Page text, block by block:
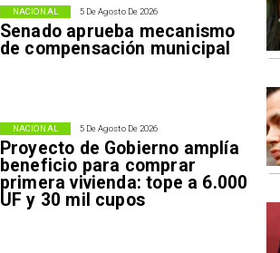
5 De Agosto De 2026
Senado aprueba mecanismo
de compensación municipal
NACIONAL
5 De Agosto De 2026
Proyecto de Gobierno amplía
beneficio para comprar
primera vivienda: tope a 6.000
UF y 30 mil cupos
NACIONAL